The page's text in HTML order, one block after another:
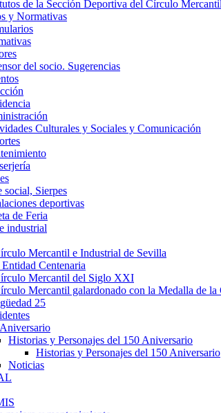
de la Sección Deportiva del Círculo
y Normativas
del socio. Sugerencias
Culturales y Sociales y Comunicación
social, Sierpes
deportivas
de Feria
industrial
Mercantil e Industrial de Sevilla
Centenaria
Mercantil del Siglo XXI
Mercantil galardonado con la Medalla de la
25
Historias y Personajes del 150 Aniversario
Historias y Personajes del 150 Aniversario
Noticias